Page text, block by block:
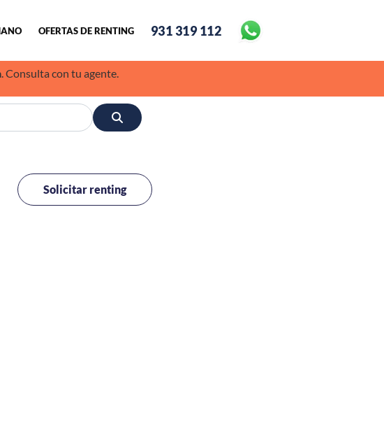
OFERTAS DE RENTING 931 319 112
. Consulta con tu agente.
Solicitar renting